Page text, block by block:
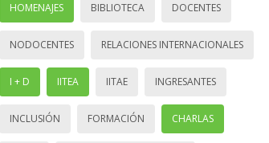
HOMENAJES BIBLIOTECA DOCENTES
NODOCENTES RELACIONES INTERNACIONALES
I + D IITEA IITAE INGRESANTES
INCLUSIÓN FORMACIÓN CHARLAS